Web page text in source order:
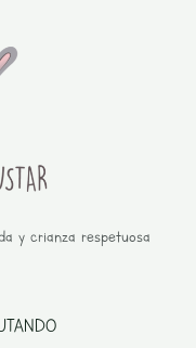
y crianza respetuosa